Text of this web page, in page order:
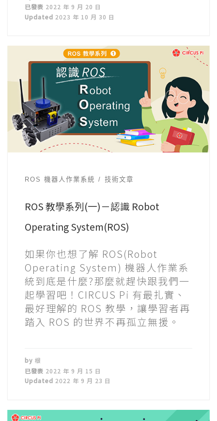
已發表 2022 年 9 月 20 日
Updated 2023 年 10 月 30 日
ROS 機器人作業系統 技術文章
ROS 教學系列(一)－認識 Robot
Operating System(ROS)
如果你也想了解 ROS(Robot
Operating System) 機器人作業系
統到底是什麼?那麼就趕快跟我們一
起學習吧！CIRCUS Pi 有最扎實、
最好理解的 ROS 教學，讓學習者再
踏入 ROS 的世界不再孤立無援。
by 根
已發表 2022 年 9 月 15 日
Updated 2022 年 9 月 23 日